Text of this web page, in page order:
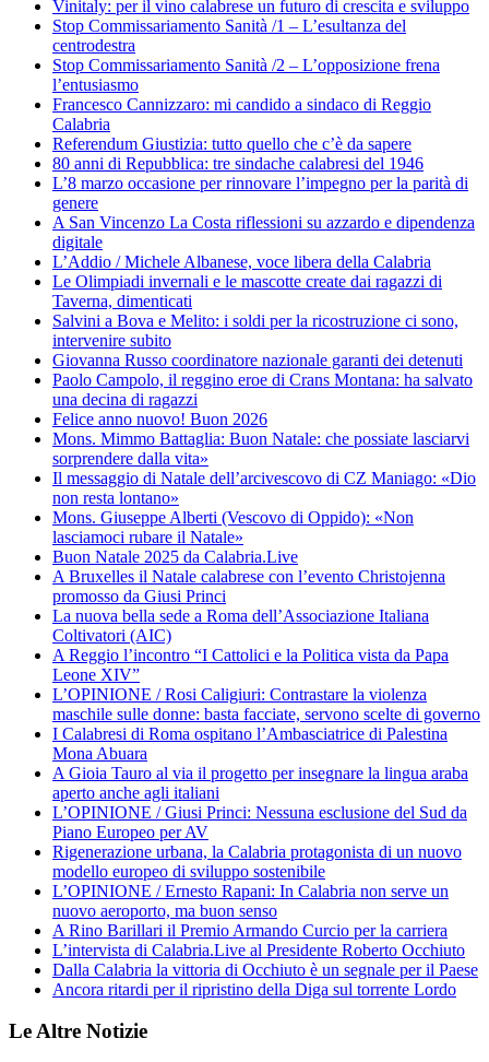
Vinitaly: per il vino calabrese un futuro di crescita e sviluppo
Stop Commissariamento Sanità /1 – L’esultanza del
centrodestra
Stop Commissariamento Sanità /2 – L’opposizione frena
l’entusiasmo
Francesco Cannizzaro: mi candido a sindaco di Reggio
Calabria
Referendum Giustizia: tutto quello che c’è da sapere
80 anni di Repubblica: tre sindache calabresi del 1946
L’8 marzo occasione per rinnovare l’impegno per la parità di
genere
A San Vincenzo La Costa riflessioni su azzardo e dipendenza
digitale
L’Addio / Michele Albanese, voce libera della Calabria
Le Olimpiadi invernali e le mascotte create dai ragazzi di
Taverna, dimenticati
Salvini a Bova e Melito: i soldi per la ricostruzione ci sono,
intervenire subito
Giovanna Russo coordinatore nazionale garanti dei detenuti
Paolo Campolo, il reggino eroe di Crans Montana: ha salvato
una decina di ragazzi
Felice anno nuovo! Buon 2026
Mons. Mimmo Battaglia: Buon Natale: che possiate lasciarvi
sorprendere dalla vita»
Il messaggio di Natale dell’arcivescovo di CZ Maniago: «Dio
non resta lontano»
Mons. Giuseppe Alberti (Vescovo di Oppido): «Non
lasciamoci rubare il Natale»
Buon Natale 2025 da Calabria.Live
A Bruxelles il Natale calabrese con l’evento Christojenna
promosso da Giusi Princi
La nuova bella sede a Roma dell’Associazione Italiana
Coltivatori (AIC)
A Reggio l’incontro “I Cattolici e la Politica vista da Papa
Leone XIV”
L’OPINIONE / Rosi Caligiuri: Contrastare la violenza
maschile sulle donne: basta facciate, servono scelte di governo
I Calabresi di Roma ospitano l’Ambasciatrice di Palestina
Mona Abuara
A Gioia Tauro al via il progetto per insegnare la lingua araba
aperto anche agli italiani
L’OPINIONE / Giusi Princi: Nessuna esclusione del Sud da
Piano Europeo per AV
Rigenerazione urbana, la Calabria protagonista di un nuovo
modello europeo di sviluppo sostenibile
L’OPINIONE / Ernesto Rapani: In Calabria non serve un
nuovo aeroporto, ma buon senso
A Rino Barillari il Premio Armando Curcio per la carriera
L’intervista di Calabria.Live al Presidente Roberto Occhiuto
Dalla Calabria la vittoria di Occhiuto è un segnale per il Paese
Ancora ritardi per il ripristino della Diga sul torrente Lordo
Le Altre Notizie